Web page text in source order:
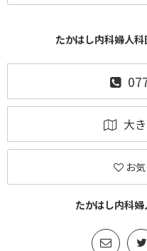
たかはし内科婦人
大
お
たかはし内科